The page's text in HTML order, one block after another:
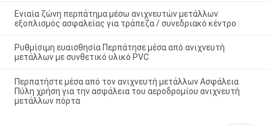
Ενιαία ζώνη περπάτημα μέσω ανιχνευτών μετάλλων
εξοπλισμός ασφαλείας για τράπεζα / συνεδριακό κέντρο
Ρυθμίσιμη ευαισθησία Περπάτησε μέσα από ανιχνευτή
μετάλλων με συνθετικό υλικό PVC
Περπατήστε μέσα από τον ανιχνευτή μετάλλων Ασφάλεια
Πύλη χρήση για την ασφάλεια του αεροδρομίου ανιχνευτή
μετάλλων πόρτα